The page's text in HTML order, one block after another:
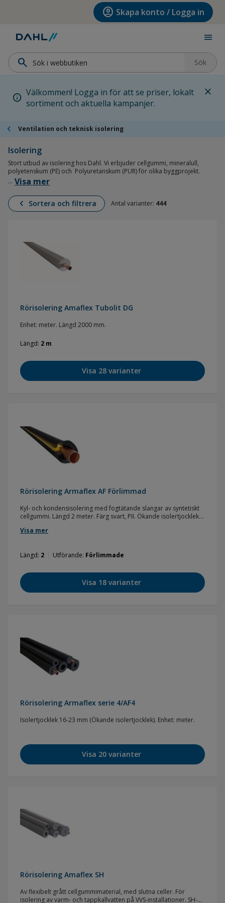
Hoppa till huvudinnehållet account_circle Skapa konto / Logga in
menu
search Sök
info Välkommen! Logga in för att se priser, lokalt
sortiment och aktuella kampanjer.
close
chevron_left Ventilation och teknisk isolering
Isolering
Stort utbud av isolering hos Dahl. Vi erbjuder cellgummi, mineralull,
polyetenskum (PE) och Polyuretanskum (PUR) för olika byggprojekt.
Komplettera med
... Visa mer
chevron_left Sortera och filtrera Antal varianter: 444
Rörisolering Amaflex Tubolit DG
Enhet: meter. Längd 2000 mm.
Längd 2 m
Visa 28 varianter
Rörisolering Armaflex AF Förlimmad
Kyl- och kondensisolering med fogtätande slangar av syntetiskt
cellgummi. Längd 2 meter. Färg svart, PII. Ökande isolertjocklek
mm. Temperaturgränser: -50 - +105 °C (plana ytor +85 °C).
Visa mer
Längd 2 Utförande Förlimmade
Visa 18 varianter
Rörisolering Armaflex serie 4/AF4
Isolertjocklek 16-23 mm (Ökande isolertjocklek). Enhet: meter.
Visa 20 varianter
Rörisolering Amaflex SH
Av flexibelt grått cellgummimaterial, med slutna celler. För
isolering av varm- och tappkallvatten på VVS-installationer. SH-